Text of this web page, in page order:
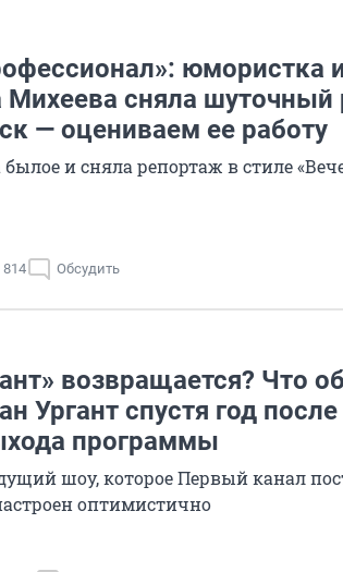
юмористка
Михеева сняла шуточный
— оцениваем ее работу
и сняла репортаж в стиле
814 Обсудить
возвращается? Что
Ургант спустя год после
программы
шоу, которое Первый канал
оптимистично